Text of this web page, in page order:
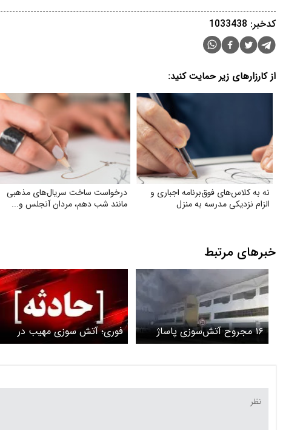
کدخبر: 1033438
از کارزارهای زیر حمایت کنید:
نه به کلاس‌های فوق‌برنامه اجباری و
الزام نزدیکی مدرسه به منزل
درخواست ساخت سریال‌های مذهبی
مانند شب دهم، مردان آنجلس و...
خبرهای مرتبط
۱۶ مجروح آتش‌سوزی پاساژ
ونوس انزلی سرپایی درمان
فوری؛ آتش سوزی مهیب در
مجتمع ونوس انزلی / آتش مهار